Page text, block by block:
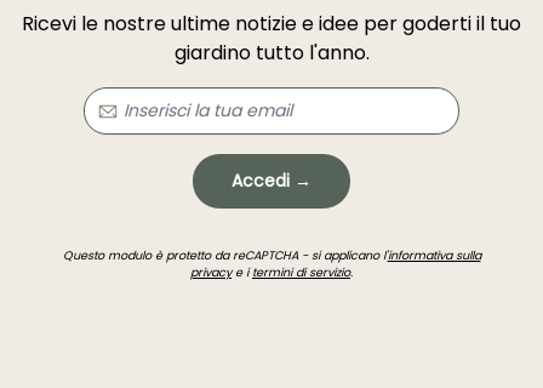
Ricevi le nostre ultime notizie e idee per goderti il tuo
giardino tutto l'anno.
Accedi →
Questo modulo è protetto da reCAPTCHA - si applicano l'informativa sulla
privacye itermini di servizio.